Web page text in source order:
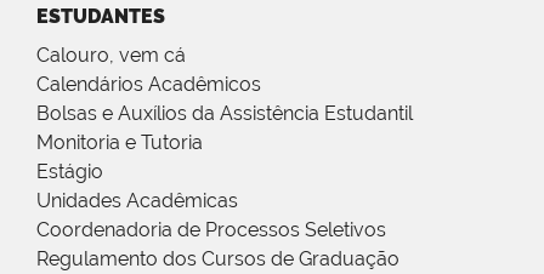
ESTUDANTES
Calouro, vem cá
Calendários Acadêmicos
Bolsas e Auxílios da Assistência Estudantil
Monitoria e Tutoria
Estágio
Unidades Acadêmicas
Coordenadoria de Processos Seletivos
Regulamento dos Cursos de Graduação